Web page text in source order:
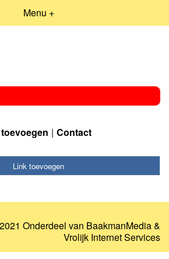
Menu +
Contact
Link toevoegen
Onderdeel van BaakmanMedia&
Vrolijk Internet Services